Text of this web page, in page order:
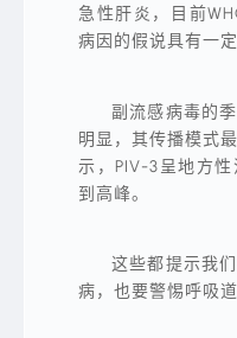
急性肝炎，目前
病因的假说具有一定
副流感病毒的
明显，其传播模式
示，PIV-3呈地方
到高峰。
这些都提示我
病，也要警惕呼吸